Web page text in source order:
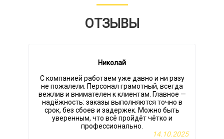
ОТЗЫВЫ
Николай
С компанией работаем уже давно и ни разу
не пожалели. Персонал грамотный, всегда
вежлив и внимателен к клиентам. Главное —
надёжность: заказы выполняются точно в
срок, без сбоев и задержек. Можно быть
уверенным, что всё пройдёт чётко и
профессионально.
14.10.2025